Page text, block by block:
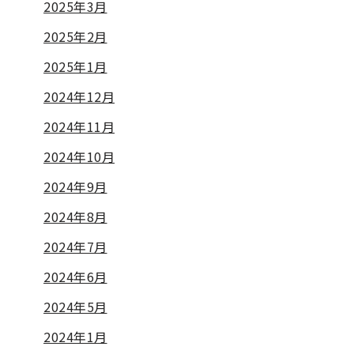
2025年3月
2025年2月
2025年1月
2024年12月
2024年11月
2024年10月
2024年9月
2024年8月
2024年7月
2024年6月
2024年5月
2024年1月